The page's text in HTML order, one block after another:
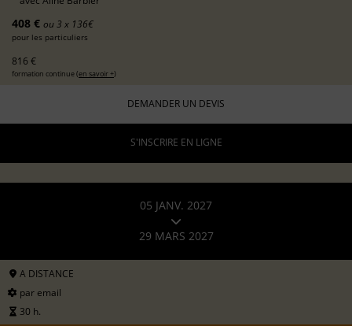
408 € ou 3 x 136€
pour les particuliers
816 €
formation continue (en savoir +)
DEMANDER UN DEVIS
S'INSCRIRE EN LIGNE
05 JANV. 2027
29 MARS 2027
A DISTANCE
par email
30 h.